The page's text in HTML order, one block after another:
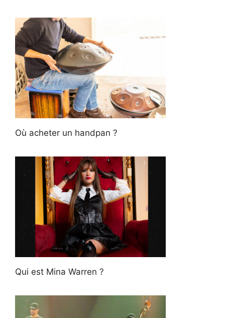
Où acheter un handpan ?
Qui est Mina Warren ?